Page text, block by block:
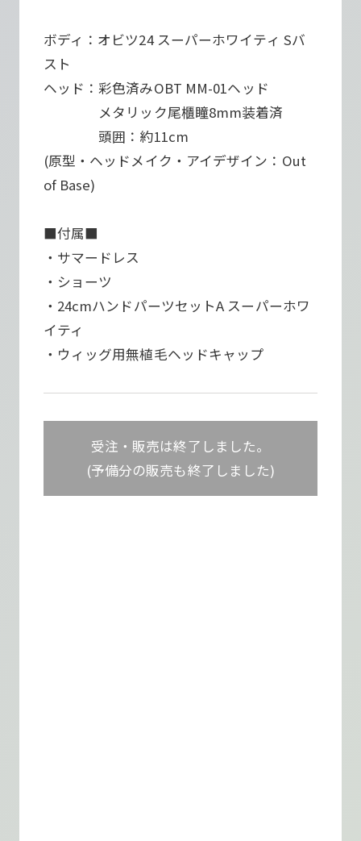
ボディ：オビツ24 スーパーホワイティ Sバ
スト
ヘッド：彩色済みOBT MM-01ヘッド
メタリック尾櫃瞳8mm装着済
頭囲：約11cm
(原型・ヘッドメイク・アイデザイン：Out
of Base)
■付属■
・サマードレス
・ショーツ
・24cmハンドパーツセットA スーパーホワ
イティ
・ウィッグ用無植毛ヘッドキャップ
受注・販売は終了しました。
(予備分の販売も終了しました)